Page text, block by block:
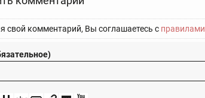
свой комментарий, Вы соглашаетесь с правилами